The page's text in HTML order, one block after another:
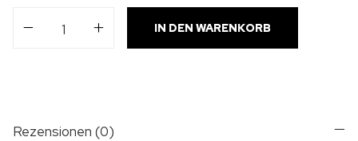
IN DEN WARENKORB
Rezensionen (0)